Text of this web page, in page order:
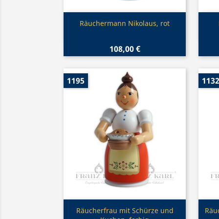
Vorschau
Räuchermann Nikolaus, rot
108,00 €
Vorschau
Räucherfrau mit Schürze und
1195 1132